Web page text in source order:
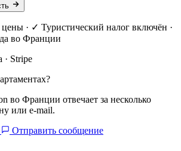
· ✓ Туристический налог включён ·
во Франции
· Stripe
во Франции отвечает за несколько
или e-mail.
Отправить сообщение